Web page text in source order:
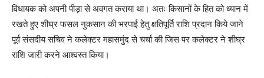
विधायक को अपनी पीड़ा से अवगत कराया था। अतः किसानों के हित को ध्यान में
रखते हुए शीघ्र फसल नुकसान की भरपाई हेतु क्षतिपूर्ति राशि प्रदान किये जाने
पूर्व संसदीय सचिव ने कलेक्टर महासमुंद से चर्चा की जिस पर कलेक्टर ने शीघ्र
राशि जारी करने आश्वस्त किया।